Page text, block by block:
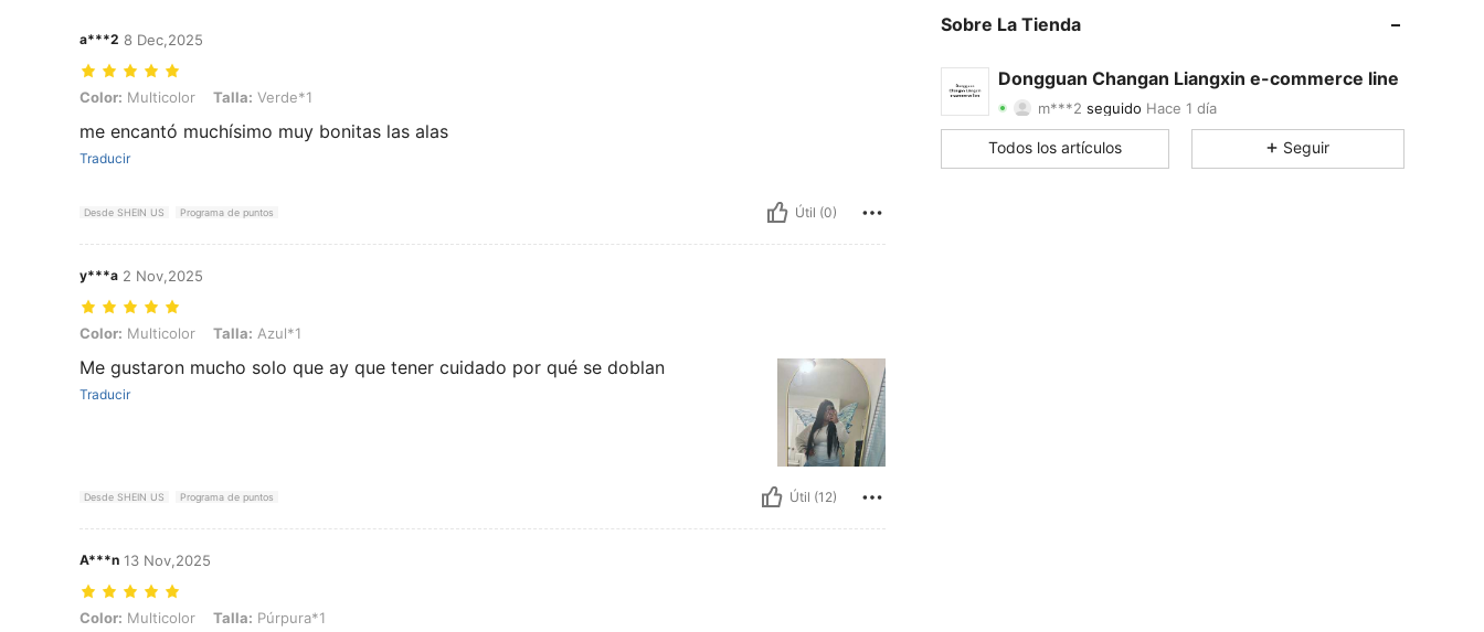
a***2 8 Dec,2025
Color: Multicolor, Talla: Verde*1
Color: Multicolor Talla: Verde*1
me encantó muchísimo muy bonitas las alas
Traducir
Desde SHEIN US Programa de puntos Útil (0)
y***a 2 Nov,2025
Color: Multicolor, Talla: Azul*1
Color: Multicolor Talla: Azul*1
Me gustaron mucho solo que ay que tener cuidado por qué se doblan
Traducir
Desde SHEIN US Programa de puntos Útil (12)
A***n 13 Nov,2025
Color: Multicolor, Talla: Púrpura*1
Color: Multicolor Talla: Púrpura*1
Sobre La Tienda
Dongguan Changan Liangxin e-commerce line
m***2 seguidoHace 1 día
4.84 Calificación 9Artículos 79
4.84
Todos los artículos Seguir